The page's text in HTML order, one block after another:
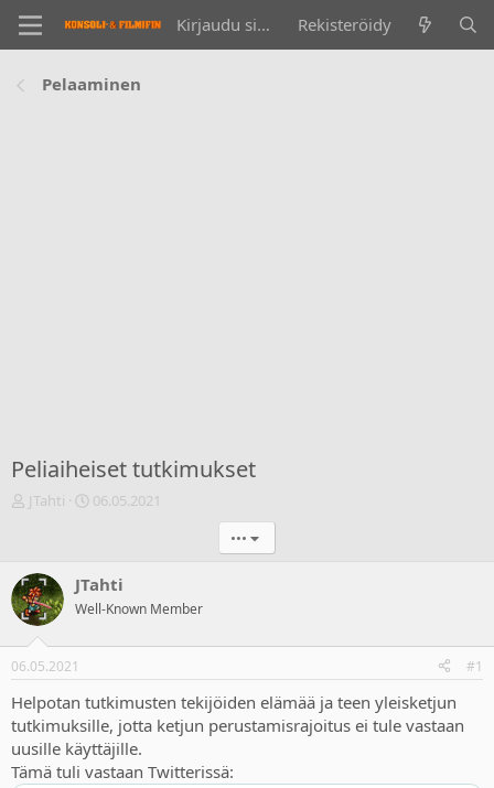
Kirjaudu sisään Rekisteröidy
Pelaaminen
Peliaiheiset tutkimukset
V
t
i
k
e
t
j
u
n
a
l
o
JTahti
A
t
u
s
i
v
ä
m
ä
ä
06.05.2021
•••
JTahti
Well-Known Member
06.05.2021 #1
Helpotan tutkimusten tekijöiden elämää ja teen yleisketjun
tutkimuksille, jotta ketjun perustamisrajoitus ei tule vastaan
uusille käyttäjille.
Tämä tuli vastaan Twitterissä: